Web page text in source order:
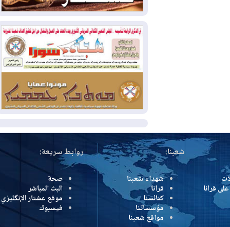
2026-08-03
أوامر بإجلاء 60 ألف شخص
بسبب الحرائق في ولاية واشنطن
2026-08-02
مشروع "حسابي" يُمهل
الموظفين حتى نهاية أغسطس لاستلام
بطاقاتهم المصرفية
2026-08-02دمشق وعمّان تحذران بغداد:
أي هجوم من أراضي العراق سيواجه برد
المزيد
شعبنا:
شهداء شعبنا
قرانا
كنائسنا
مؤسساتنا
مواقع شعبنا
روابط سريعة:
صحة
البث المباشر
موقع عشتار الإنگليزي
فيسبوك